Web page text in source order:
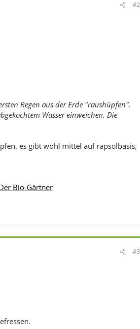
#2
Regen aus der Erde "raushüpfen".
Wasser einweichen. Die
es gibt wohl mittel auf rapsölbasis,
Bio-Gärtner
#3